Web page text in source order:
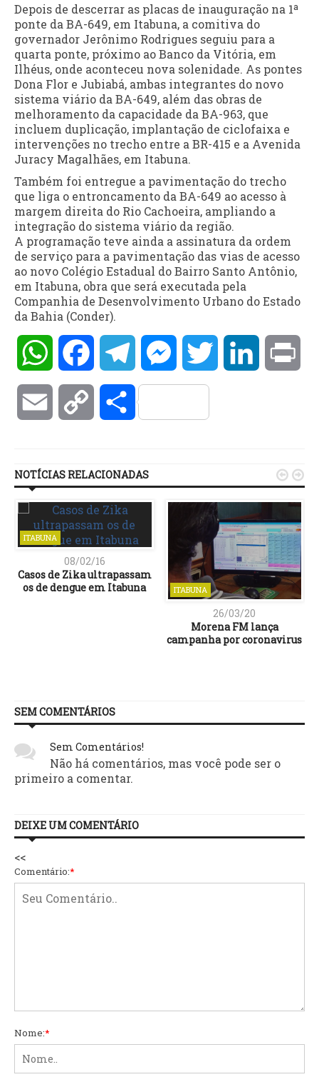
Depois de descerrar as placas de inauguração na 1ª
ponte da BA-649, em Itabuna, a comitiva do
governador Jerônimo Rodrigues seguiu para a
quarta ponte, próximo ao Banco da Vitória, em
Ilhéus, onde aconteceu nova solenidade. As pontes
Dona Flor e Jubiabá, ambas integrantes do novo
sistema viário da BA-649, além das obras de
melhoramento da capacidade da BA-963, que
incluem duplicação, implantação de ciclofaixa e
intervenções no trecho entre a BR-415 e a Avenida
Juracy Magalhães, em Itabuna.
Também foi entregue a pavimentação do trecho
que liga o entroncamento da BA-649 ao acesso à
margem direita do Rio Cachoeira, ampliando a
integração do sistema viário da região.
A programação teve ainda a assinatura da ordem
de serviço para a pavimentação das vias de acesso
ao novo Colégio Estadual do Bairro Santo Antônio,
em Itabuna, obra que será executada pela
Companhia de Desenvolvimento Urbano do Estado
da Bahia (Conder).
WhatsAppFacebookTelegramMessengerTwitter LinkedIn
Email Copy Compartilhar
NOTÍCIAS RELACIONADAS
ITABUNA
08/02/16
Casos de Zika ultrapassam
os de dengue em Itabuna
ITABUNA
26/03/20
Morena FM lança
campanha por coronavirus
 
SEM COMENTÁRIOS
Sem Comentários!
Não há comentários, mas você pode ser o
primeiro a comentar.
DEIXE UM COMENTÁRIO
<<
Comentário:*
Nome:*